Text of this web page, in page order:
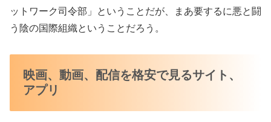
ットワーク司令部」ということだが、まあ要するに悪と闘
う陰の国際組織ということだろう。
映画、動画、配信を格安で見るサイト、
アプリ